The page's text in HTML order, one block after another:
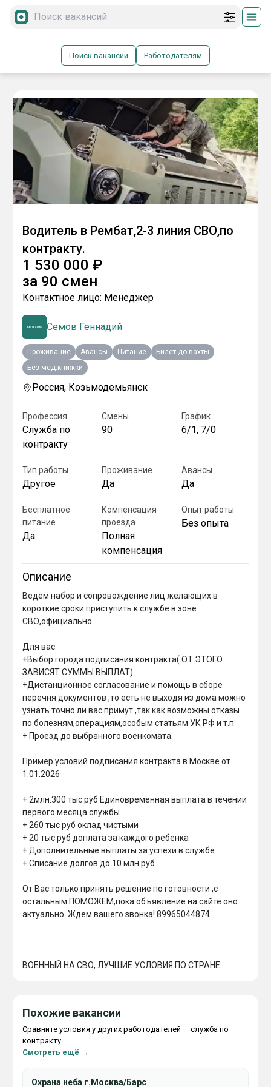
Поиск вакансии Работодателям
Водитель в Рембат,2-3 линия СВО,по
контракту.
1 530 000 ₽
за 90 смен
Контактное лицо: Менеджер
Семов Геннадий
Проживание Авансы Питание
Билет до вахты
Без мед.книжки
Россия, Козьмодемьянск
Профессия
Служба по
контракту
Смены
90
График
6/1, 7/0
Тип работы
Другое
Проживание
Да
Авансы
Да
Бесплатное
питание
Да
Компенсация
проезда
Полная
компенсация
Опыт работы
Без опыта
Описание
Ведем набор и сопровождение лиц желающих в
короткие сроки приступить к службе в зоне
СВО,официально.
Для вас:
+Выбор города подписания контракта( ОТ ЭТОГО
ЗАВИСЯТ СУММЫ ВЫПЛАТ)
+Дистанционное согласование и помощь в сборе
перечня документов ,то есть не выходя из дома можно
узнать точно ли вас примут ,так как возможны отказы
по болезням,операциям,особым статьям УК РФ и т.п
+ Проезд до выбранного военкомата.
Пример условий подписания контракта в Москве от
1.01.2026
+ 2млн.300 тыс руб Единовременная выплата в течении
первого месяца службы
+ 260 тыс руб оклад чистыми
+ 20 тыс руб доплата за каждого ребенка
+ Дополнительные выплаты за успехи в службе
+ Списание долгов до 10 млн руб
От Вас только принять решение по готовности ,с
остальным ПОМОЖЕМ,пока объявление на сайте оно
актуально. Ждем вашего звонка! 89965044874
ВОЕННЫЙ НА СВО, ЛУЧШИЕ УСЛОВИЯ ПО СТРАНЕ
Похожие вакансии
Сравните условия у других работодателей — служба по
контракту
Смотреть ещё →
Охрана неба г.Москва/Барс